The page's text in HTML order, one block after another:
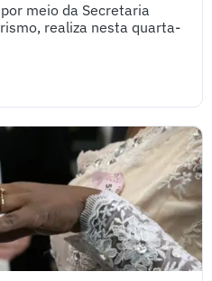
meio da Secretaria
realiza nesta quarta-